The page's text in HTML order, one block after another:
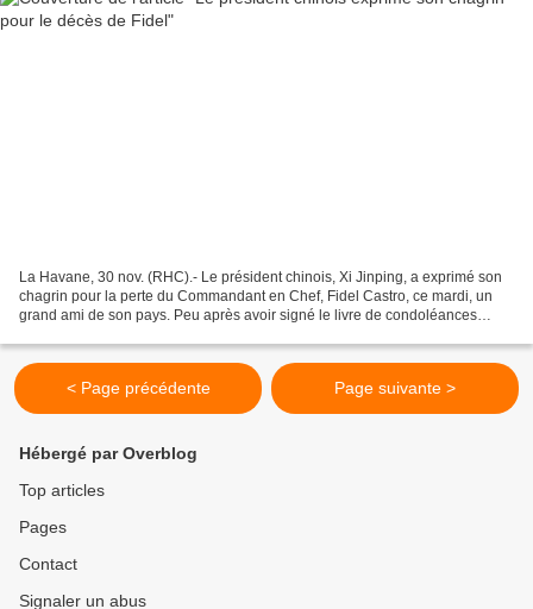
La Havane, 30 nov. (RHC).- Le président chinois, Xi Jinping, a exprimé son
chagrin pour la perte du Commandant en Chef, Fidel Castro, ce mardi, un
grand ami de son pays. Peu après avoir signé le livre de condoléances
< Page précédente Page suivante >
Hébergé par Overblog
Top articles
Pages
Contact
Signaler un abus